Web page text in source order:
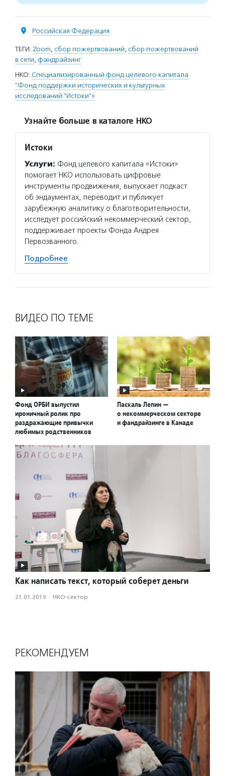
Российская Федерация
ТЕГИ: Zoom, сбор пожертвований, сбор пожертвований
в сети, фандрайзинг
НКО: Специализированный фонд целевого капитала
"Фонд поддержки исторических и культурных
исследований "Истоки"»
Узнайте больше в каталоге НКО
Истоки
Услуги: Фонд целевого капитала «Истоки»
помогает НКО использовать цифровые
инструменты продвижения, выпускает подкаст
об эндаументах, переводит и публикует
зарубежную аналитику о благотворительности,
исследует российский некоммерческий сектор,
поддерживает проекты Фонда Андрея
Первозванного.
Подробнее
ВИДЕО ПО ТЕМЕ
Фонд ОРБИ выпустил
ироничный ролик про
раздражающие привычки
любимых родственников
Паскаль Лепин —
о некоммерческом секторе
и фандрайзинге в Канаде
Как написать текст, который соберет деньги
21.01.2019 · НКО-сектор
РЕКОМЕНДУЕМ